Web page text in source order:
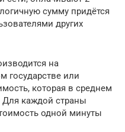
сумму придётся
других
на
государстве или
которая в среднем
Для каждой страны
одной минуты